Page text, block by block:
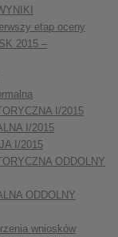
etap oceny
2015 –
I/2015
I/2015
I/2015
ODDOLNY
ODDOLNY
wniosków